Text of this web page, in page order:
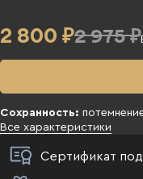
2 800 ₽2 975 ₽
Сохранность:
Все характеристики
Сертификат